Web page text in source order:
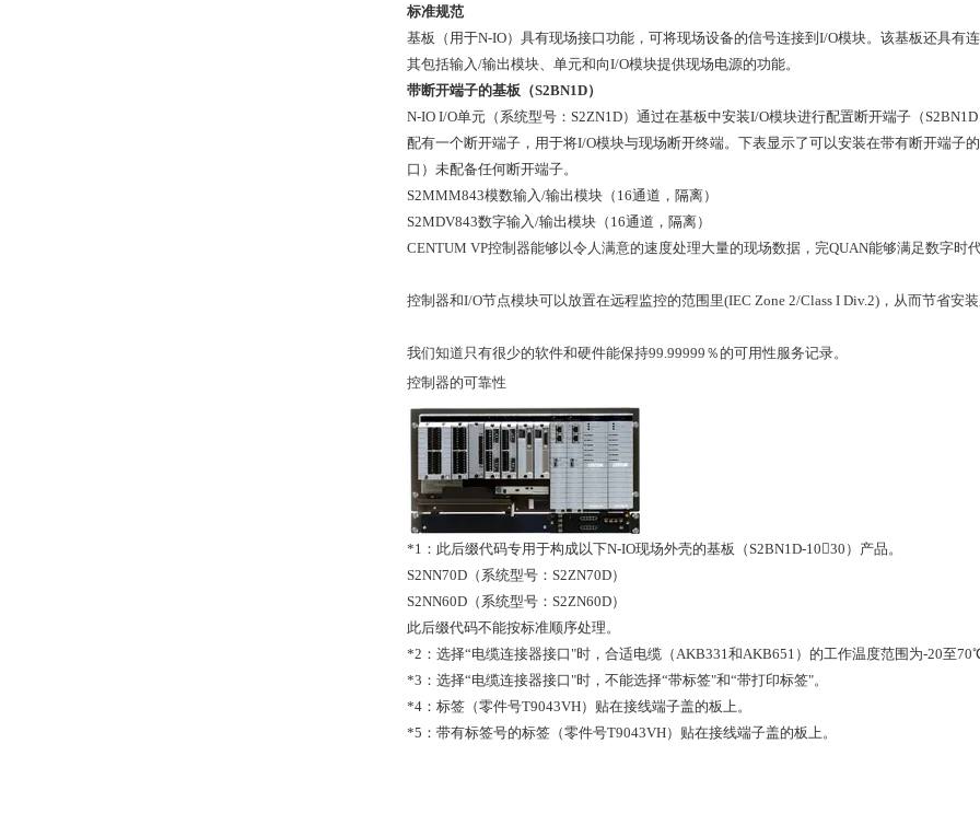
标准规范
基板（用于N-IO）具有现场接口功能，可将现场设备的信号连接到I/O模块。该基板还具有
其包括输入/输出模块、单元和向I/O模块提供现场电源的功能。
带断开端子的基板（S2BN1D）
N-IO I/O单元（系统型号：S2ZN1D）通过在基板中安装I/O模块进行配置断开端子（
配有一个断开端子，用于将I/O模块与现场断开终端。下表显示了可以安装在带有断开端子
口）未配备任何断开端子。
S2MMM843模数输入/输出模块（16通道，隔离）
S2MDV843数字输入/输出模块（16通道，隔离）
CENTUM VP控制器能够以令人满意的速度处理大量的现场数据，完QUAN能够满足数字时
控制器和I/O节点模块可以放置在远程监控的范围里(IEC Zone 2/Class I Div.2)，从而节省安
我们知道只有很少的软件和硬件能保持99.99999％的可用性服务记录。
控制器的可靠性
*1：此后缀代码专用于构成以下N-IO现场外壳的基板（S2BN1D-1030）产品。
S2NN70D（系统型号：S2ZN70D）
S2NN60D（系统型号：S2ZN60D）
此后缀代码不能按标准顺序处理。
*2：选择“电缆连接器接口"时，合适电缆（AKB331和AKB651）的工作温度范围为-20至
*3：选择“电缆连接器接口"时，不能选择“带标签"和“带打印标签"。
*4：标签（零件号T9043VH）贴在接线端子盖的板上。
*5：带有标签号的标签（零件号T9043VH）贴在接线端子盖的板上。